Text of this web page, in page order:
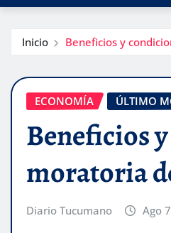
Inicio Beneficios y
ECONOMÍA ÚLTIMO
Beneficios
moratoria
Diario Tucumano Ago